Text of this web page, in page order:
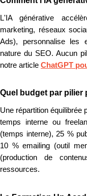
L'IA générative
marketing, réseaux
Ads), personnalise les
nature du SEO. Aucun
notre article ChatGPT
Quel budget par pilier
Une répartition équilibrée
temps interne ou
(temps interne), 25 %
10 % emailing (outil
(production de
ressources.